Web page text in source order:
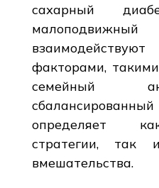
сахарный
факторами,
семейный
определяет
стратегии, так
вмешательства.